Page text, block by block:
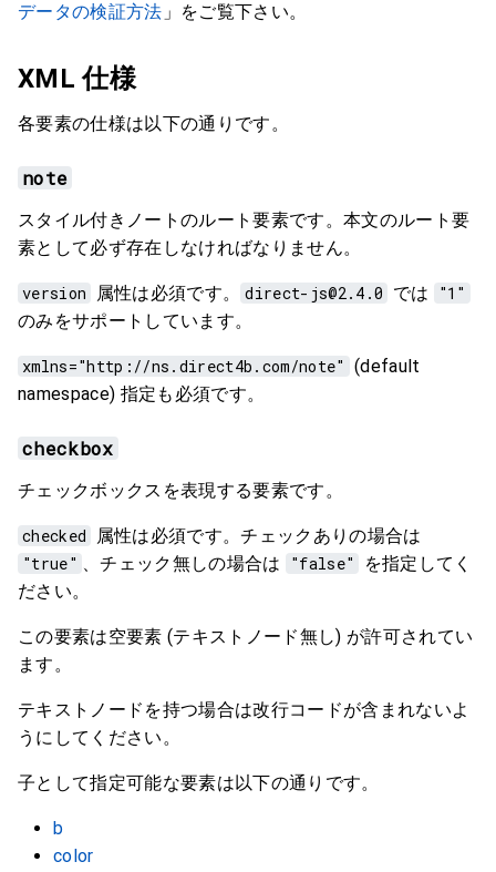
データの検証方法 」をご覧下さい。
XML 仕様
各要素の仕様は以下の通りです。
note
スタイル付きノートのルート要素です。本文のルート要
素として必ず存在しなければなりません。
version 属性は必須です。 direct-js@2.4.0 では
"1"
のみをサポートしています。
xmlns="http://ns.direct4b.com/note" (default
namespace) 指定も必須です。
checkbox
チェックボックスを表現する要素です。
checked
属性は必須です。チェックありの場合は
"true" 、チェック無しの場合は "false"
を指定してく
ださい。
この要素は空要素 (テキストノード無し) が許可されてい
ます。
テキストノードを持つ場合は改行コードが含まれないよ
うにしてください。
子として指定可能な要素は以下の通りです。
b
color